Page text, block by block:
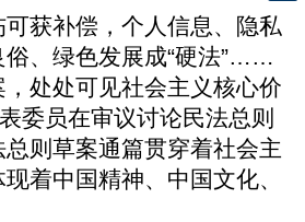
获补偿，个人信息、隐私
、绿色发展成“硬法”……
处处可见社会主义核心价
委员在审议讨论民法总则
则草案通篇贯穿着社会主
着中国精神、中国文化、